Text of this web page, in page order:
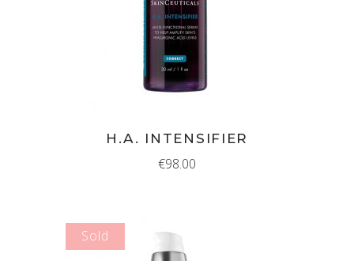
H.A. INTENSIFIER
€98.00
Sold